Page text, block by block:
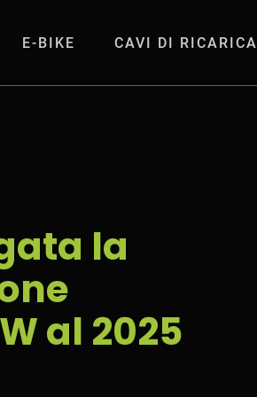
E-BIKE CAVI DI RICARICA
la
al 2025